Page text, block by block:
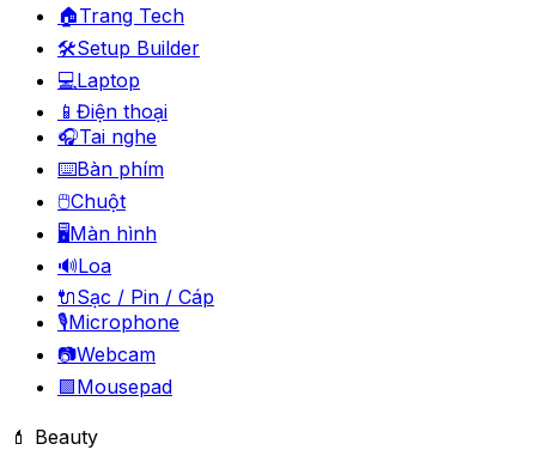
🏠Trang Tech
🛠️Setup Builder
💻Laptop
📱 Điện thoại
🎧Tai nghe
⌨️Bàn phím
🖱️Chuột
🖥️Màn hình
🔊Loa
🔌Sạc / Pin / Cáp
🎙️Microphone
📷Webcam
🟪Mousepad
💄 Beauty